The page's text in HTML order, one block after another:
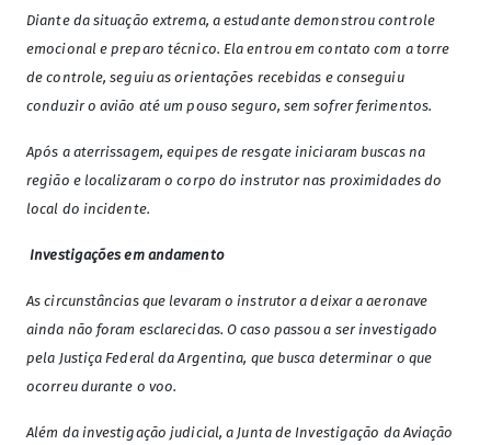
Diante da situação extrema, a estudante demonstrou controle
emocional e preparo técnico. Ela entrou em contato com a torre
de controle, seguiu as orientações recebidas e conseguiu
conduzir o avião até um pouso seguro, sem sofrer ferimentos.
Após a aterrissagem, equipes de resgate iniciaram buscas na
região e localizaram o corpo do instrutor nas proximidades do
local do incidente.
Investigações em andamento
As circunstâncias que levaram o instrutor a deixar a aeronave
ainda não foram esclarecidas. O caso passou a ser investigado
pela Justiça Federal da Argentina, que busca determinar o que
ocorreu durante o voo.
Além da investigação judicial, a Junta de Investigação da Aviação